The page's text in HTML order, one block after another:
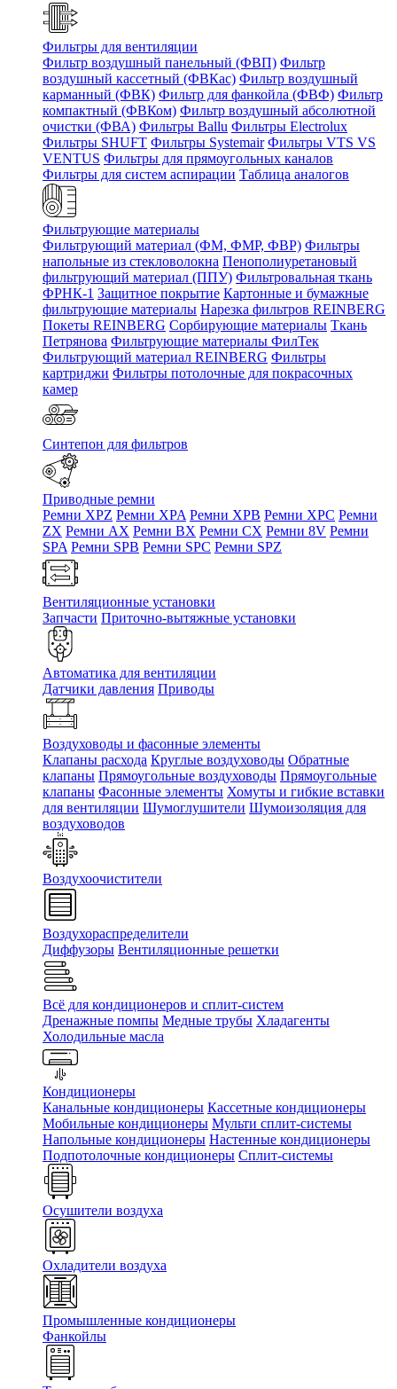
Фильтры для вентиляции
Фильтр воздушный панельный (ФВП) Фильтр
воздушный кассетный (ФВКас) Фильтр воздушный
карманный (ФВК) Фильтр для фанкойла (ФВФ) Фильтр
компактный (ФВКом) Фильтр воздушный абсолютной
очистки (ФВА) Фильтры Ballu Фильтры Electrolux
Фильтры SHUFT Фильтры Systemair Фильтры VTS VS
VENTUS Фильтры для прямоугольных каналов
Фильтры для систем аспирации Таблица аналогов
Фильтрующие материалы
Фильтрующий материал (ФМ, ФМР, ФВР) Фильтры
напольные из стекловолокна Пенополиуретановый
фильтрующий материал (ППУ) Фильтровальная ткань
ФРНК-1 Защитное покрытие Картонные и бумажные
фильтрующие материалы Нарезка фильтров REINBERG
Покеты REINBERG Сорбирующие материалы Ткань
Петрянова Фильтрующие материалы ФилТек
Фильтрующий материал REINBERG Фильтры
картриджи Фильтры потолочные для покрасочных
камер
Синтепон для фильтров
Приводные ремни
Ремни XPZ Ремни XPA Ремни XPB Ремни XPC Ремни
ZX Ремни AX Ремни BX Ремни CX Ремни 8V Ремни
SPA Ремни SPB Ремни SPC Ремни SPZ
Вентиляционные установки
Запчасти Приточно-вытяжные установки
Автоматика для вентиляции
Датчики давления Приводы
Воздуховоды и фасонные элементы
Клапаны расхода Круглые воздуховоды Обратные
клапаны Прямоугольные воздуховоды Прямоугольные
клапаны Фасонные элементы Хомуты и гибкие вставки
для вентиляции Шумоглушители Шумоизоляция для
воздуховодов
Воздухоочистители
Воздухораспределители
Диффузоры Вентиляционные решетки
Всё для кондиционеров и сплит-систем
Дренажные помпы Медные трубы Хладагенты
Холодильные масла
Кондиционеры
Канальные кондиционеры Кассетные кондиционеры
Мобильные кондиционеры Мульти сплит-системы
Напольные кондиционеры Настенные кондиционеры
Подпотолочные кондиционеры Сплит-системы
Осушители воздуха
Охладители воздуха
Промышленные кондиционеры
Фанкойлы